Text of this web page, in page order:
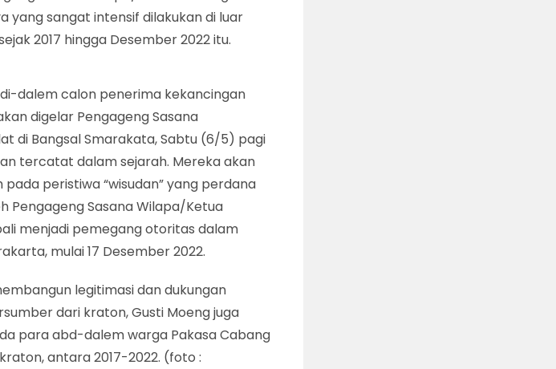
yang sangat intensif dilakukan di luar
2017 hingga Desember 2022 itu.
dalem calon penerima kekancingan
digelar Pengageng Sasana
di Bangsal Smarakata, Sabtu (6/5) pagi
tercatat dalam sejarah. Mereka akan
peristiwa “wisudan” yang perdana
Pengageng Sasana Wilapa/Ketua
menjadi pemegang otoritas dalam
mulai 17 Desember 2022.
legitimasi dan dukungan
dari kraton, Gusti Moeng juga
para abd-dalem warga Pakasa Cabang
antara 2017-2022. (foto :